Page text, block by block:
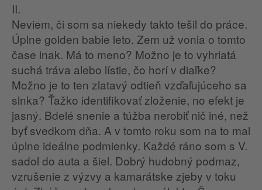
II.
Neviem, či som sa niekedy takto tešil do práce.
Úplne golden babie leto. Zem už vonia o tomto
čase inak. Má to meno? Možno je to vyhriatá
suchá tráva alebo lístie, čo horí v diaľke?
Možno je to ten zlatavý odtieň vzďaľujúceho sa
slnka? Ťažko identifikovať zloženie, no efekt je
jasný. Bdelé snenie a túžba nerobiť nič iné, než
byť svedkom dňa. A v tomto roku som na to mal
úplne ideálne podmienky. Každé ráno som s V.
sadol do auta a šiel. Dobrý hudobný podmaz,
vzrušenie z výzvy a kamarátske zjeby v toku